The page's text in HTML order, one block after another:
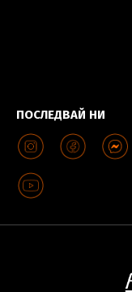
ПОСЛЕДВАЙ НИ